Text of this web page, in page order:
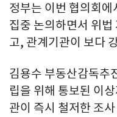
정부는 이번 협의회에
집중 논의하면서 위
고, 관계기관이 보다
김용수 부동산감독추
립을 위해 통보된 이
관이 즉시 철저한 조